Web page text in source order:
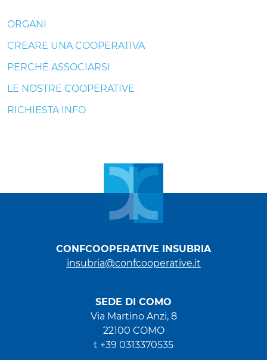
ORGANI
CREARE UNA COOPERATIVA
PERCHÉ ASSOCIARSI
LE NOSTRE COOPERATIVE
RICHIESTA INFO
CONFCOOPERATIVE INSUBRIA
insubria@confcooperative.it
SEDE DI COMO
Via Martino Anzi, 8
22100 COMO
t +39 0313370535